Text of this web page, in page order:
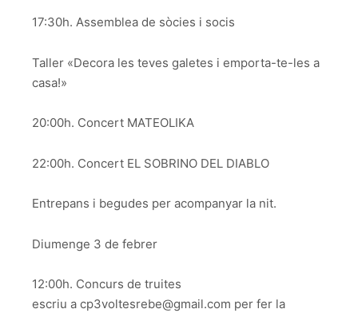
17:30h. Assemblea de sòcies i socis
Taller «Decora les teves galetes i emporta-te-les a
casa!»
20:00h. Concert MATEOLIKA
22:00h. Concert EL SOBRINO DEL DIABLO
Entrepans i begudes per acompanyar la nit.
Diumenge 3 de febrer
12:00h. Concurs de truites
escriu a cp3voltesrebe@gmail.com per fer la